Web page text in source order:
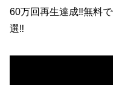
60万回再生達成‼無料
選‼